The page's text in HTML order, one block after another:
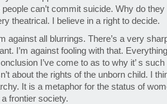
people can’t commit suicide. Why do
theatrical. I believe in a right to decide.
against all blurrings. There’s a very
I’m against fooling with that.
I’ve come to as to why it’ s
about the rights of the unborn child. I
It is a metaphor for the status of
frontier society.